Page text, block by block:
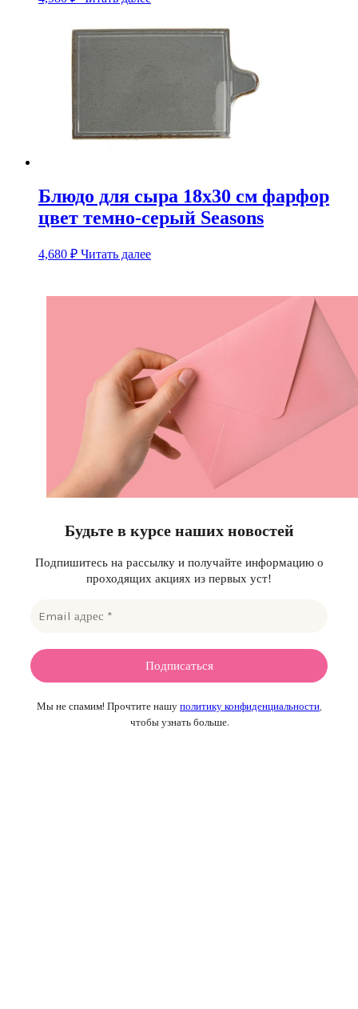
Блюдо для сыра 18х30 см фарфор
цвет темно-серый Seasons
4,680 ₽ Читать далее
Будьте в курсе наших новостей
Подпишитесь на рассылку и получайте информацию о
проходящих акциях из первых уст!
Мы не спамим! Прочтите нашу политику конфиденциальности
чтобы узнать больше.